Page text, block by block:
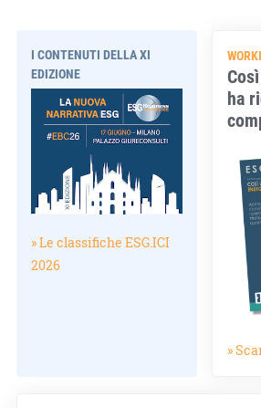
I CONTENUTI DELLA XI
EDIZIONE
» Le classifiche ESG.ICI
2026
ha
»